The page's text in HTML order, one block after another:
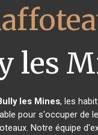
les
les Mines, les
pour s'occuper de
Notre équipe